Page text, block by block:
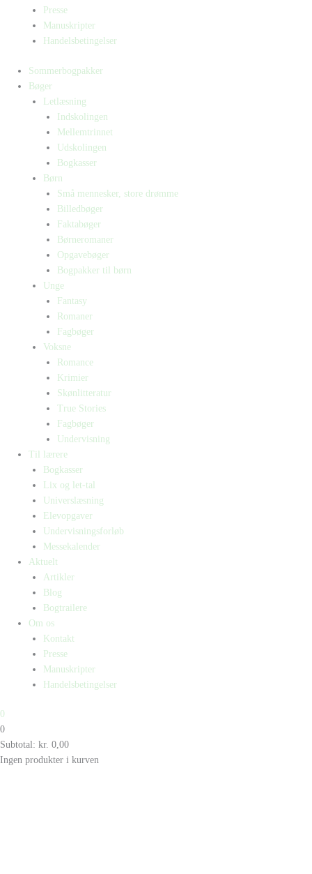
Presse
Manuskripter
Handelsbetingelser
Sommerbogpakker
Bøger
Letlæsning
Indskolingen
Mellemtrinnet
Udskolingen
Bogkasser
Børn
Små mennesker, store drømme
Billedbøger
Faktabøger
Børneromaner
Opgavebøger
Bogpakker til børn
Unge
Fantasy
Romaner
Fagbøger
Voksne
Romance
Krimier
Skønlitteratur
True Stories
Fagbøger
Undervisning
Til lærere
Bogkasser
Lix og let-tal
Universlæsning
Elevopgaver
Undervisningsforløb
Messekalender
Aktuelt
Artikler
Blog
Bogtrailere
Om os
Kontakt
Presse
Manuskripter
Handelsbetingelser
0
0
Subtotal: kr. 0,00
Ingen produkter i kurven